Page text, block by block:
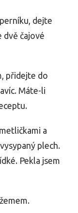
dejte
dvě čajové
přidejte do
Máte-li
a
plech.
Pekla jsem